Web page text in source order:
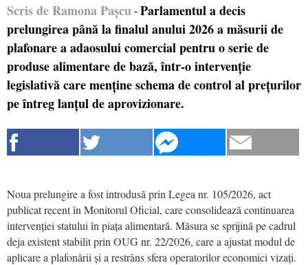
Scris de Ramona Pașcu - Parlamentul a decis
prelungirea până la finalul anului 2026 a măsurii de
plafonare a adaosului comercial pentru o serie de
produse alimentare de bază, într-o intervenție
legislativă care menține schema de control al prețurilor
pe întreg lanțul de aprovizionare.
Noua prelungire a fost introdusă prin Legea nr. 105/2026, act
publicat recent în Monitorul Oficial, care consolidează continuarea
intervenției statului în piața alimentară. Măsura se sprijină pe cadrul
deja existent stabilit prin OUG nr. 22/2026, care a ajustat modul de
aplicare a plafonării și a restrâns sfera operatorilor economici vizați.